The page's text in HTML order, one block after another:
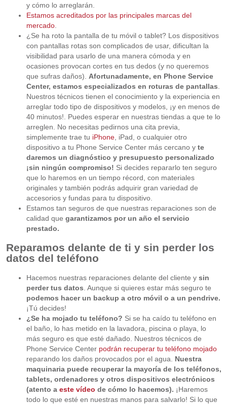
y cómo lo arreglarán.
Estamos acreditados por las principales marcas del
mercado.
¿Se ha roto la pantalla de tu móvil o tablet? Los dispositivos
con pantallas rotas son complicados de usar, dificultan la
visibilidad para usarlo de una manera cómoda y en
ocasiones provocan cortes en tus dedos (y no queremos
que sufras daños). Afortunadamente, en Phone Service
Center, estamos especializados en roturas de pantallas
Nuestros técnicos tienen el conocimiento y la experiencia en
arreglar todo tipo de dispositivos y modelos, ¡y en menos de
40 minutos!. Puedes esperar en nuestras tiendas a que te lo
arreglen. No necesitas pedirnos una cita previa,
simplemente trae tu iPhone, iPad, o cualquier otro
dispositivo a tu Phone Service Center más cercano y te
daremos un diagnóstico y presupuesto personalizado
¡sin ningún compromiso! Si decides repararlo ten seguro
que lo haremos en un tiempo récord, con materiales
originales y también podrás adquirir gran variedad de
accesorios y fundas para tu dispositivo.
Estamos tan seguros de que nuestras reparaciones son de
calidad que garantizamos por un año el servicio
prestado.
Reparamos delante de ti y sin perder los
datos del teléfono
Hacemos nuestras reparaciones delante del cliente y sin
perder tus datos . Aunque si quieres estar más seguro te
podemos hacer un backup a otro móvil o a un pendrive.
¡Tú decides!
¿Se ha mojado tu teléfono? Si se ha caído tu teléfono en
el baño, lo has metido en la lavadora, piscina o playa, lo
más seguro es que esté dañado. Nuestros técnicos de
Phone Service Center podrán recuperar tu teléfono mojado
reparando los daños provocados por el agua. Nuestra
maquinaria puede recuperar la mayoría de los teléfonos,
tablets, ordenadores y otros dispositivos electrónicos
(atento a este vídeo de cómo lo hacemos). ¡Haremos
todo lo que esté en nuestras manos para salvarlo! Si lo que